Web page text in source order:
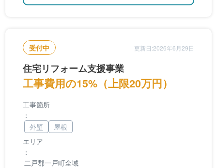
受付中 更新日:2026年6月29日
住宅リフォーム支援事業
工事費用の15%（上限20万円）
エリア
：
二戸郡一戸町全域
工事箇所
：
外壁
屋根